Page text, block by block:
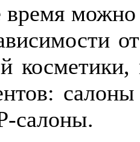
можно
салоны.